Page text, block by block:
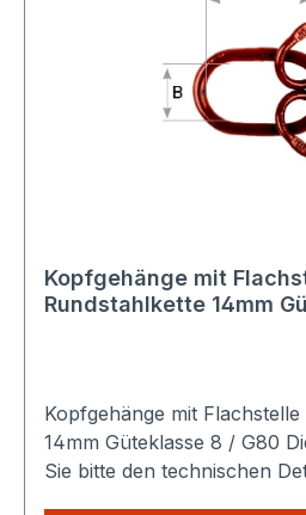
Kopfgehänge mit
Kopfgehänge mit
14mm Güteklasse 8 / G80 Die Maße entnehmen
Sie bitte den technischen Details.